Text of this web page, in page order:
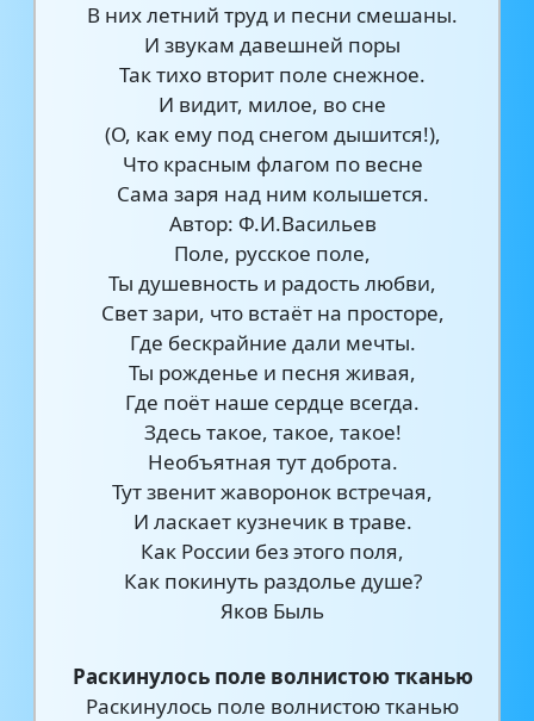
В них летний труд и песни смешаны.
И звукам давешней поры
Так тихо вторит поле снежное.
И видит, милое, во сне
(О, как ему под снегом дышится!),
Что красным флагом по весне
Сама заря над ним колышется.
Автор: Ф.И.Васильев
Поле, русское поле,
Ты душевность и радость любви,
Свет зари, что встаёт на просторе,
Где бескрайние дали мечты.
Ты рожденье и песня живая,
Где поёт наше сердце всегда.
Здесь такое, такое, такое!
Необъятная тут доброта.
Тут звенит жаворонок встречая,
И ласкает кузнечик в траве.
Как России без этого поля,
Как покинуть раздолье душе?
Яков Быль
Раскинулось поле волнистою тканью
Раскинулось поле волнистою тканью